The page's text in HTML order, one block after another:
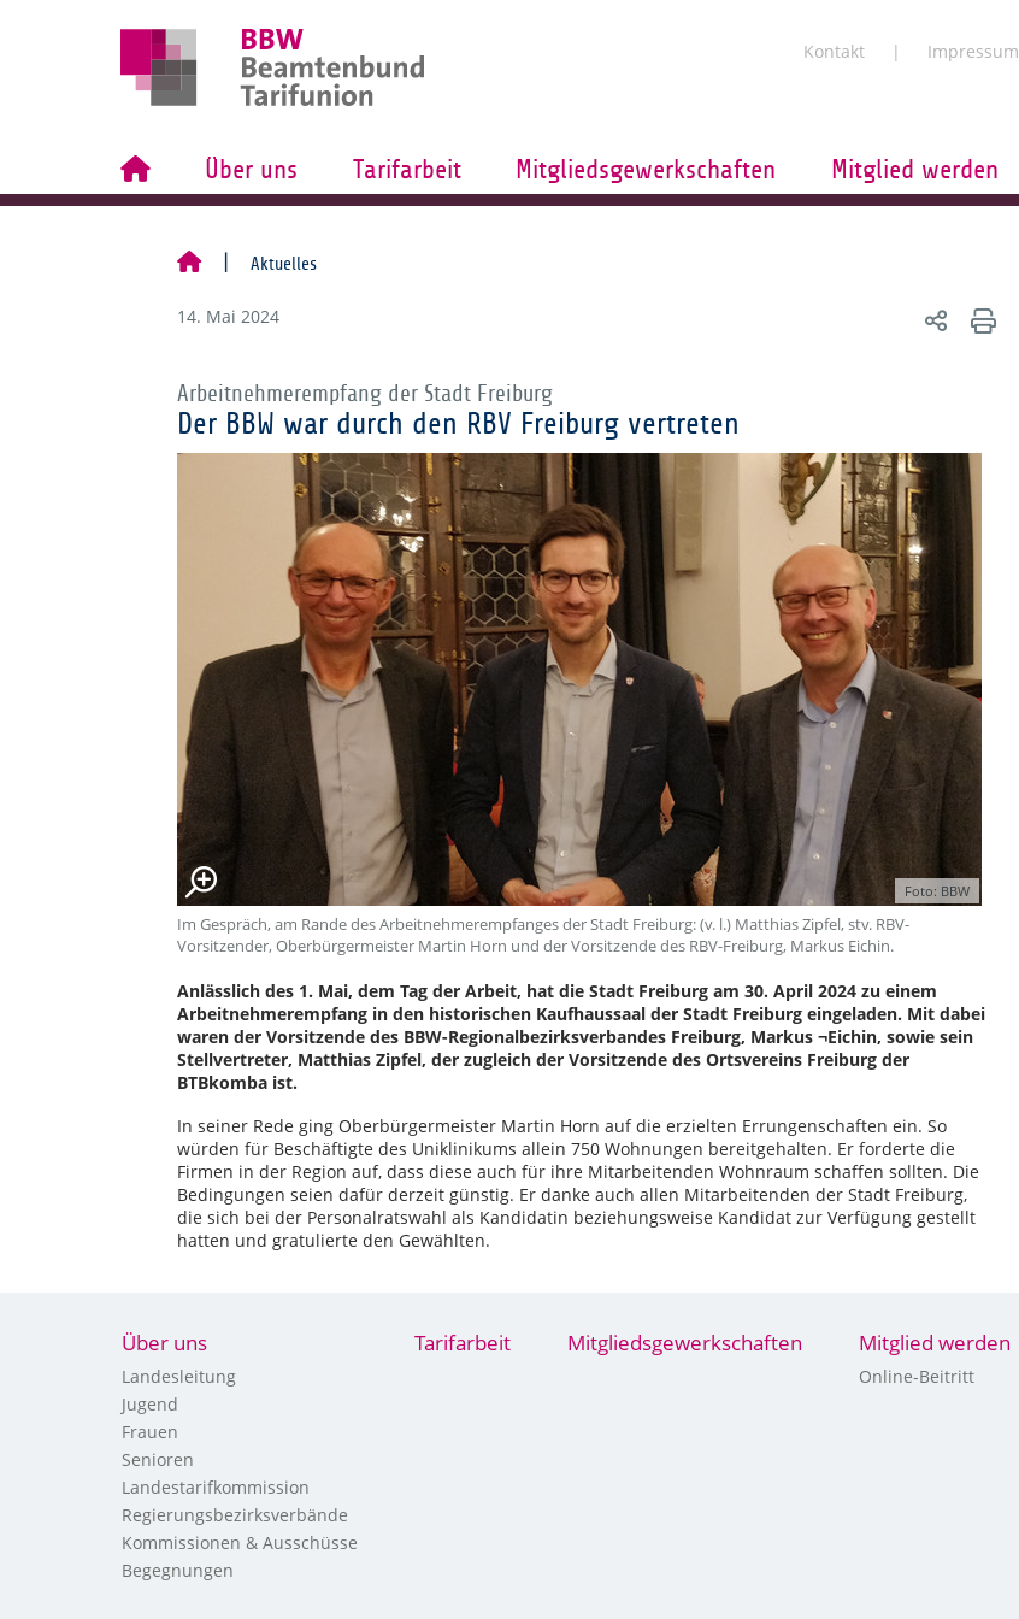
Kontakt Impressum
Über uns Tarifarbeit Mitgliedsgewerkschaften Mitglied werden
Aktuelles
14. Mai 2024
Arbeitnehmerempfang der Stadt Freiburg
Der BBW war durch den RBV Freiburg vertreten
Foto: BBW
Im Gespräch, am Rande des Arbeitnehmerempfanges der Stadt Freiburg: (v. l.) Matthias Zipfel, stv. RBV-
Vorsitzender, Oberbürgermeister Martin Horn und der Vorsitzende des RBV-Freiburg, Markus Eichin.
Anlässlich des 1. Mai, dem Tag der Arbeit, hat die Stadt Freiburg am 30. April 2024 zu einem
Arbeitnehmerempfang in den historischen Kaufhaussaal der Stadt Freiburg eingeladen. Mit dabei
waren der Vorsitzende des BBW-Regionalbezirksverbandes Freiburg, Markus ¬Eichin, sowie sein
Stellvertreter, Matthias Zipfel, der zugleich der Vorsitzende des Ortsvereins Freiburg der
BTBkomba ist.
In seiner Rede ging Oberbürgermeister Martin Horn auf die erzielten Errungenschaften ein. So
würden für Beschäftigte des Uniklinikums allein 750 Wohnungen bereitgehalten. Er forderte die
Firmen in der Region auf, dass diese auch für ihre Mitarbeitenden Wohnraum schaffen sollten. Die
Bedingungen seien dafür derzeit günstig. Er danke auch allen Mitarbeitenden der Stadt Freiburg,
die sich bei der Personalratswahl als Kandidatin beziehungsweise Kandidat zur Verfügung gestellt
hatten und gratulierte den Gewählten.
Über uns
Landesleitung
Jugend
Frauen
Senioren
Landestarifkommission
Regierungsbezirksverbände
Kommissionen & Ausschüsse
Begegnungen
Tarifarbeit Mitgliedsgewerkschaften Mitglied werden
Online-Beitritt